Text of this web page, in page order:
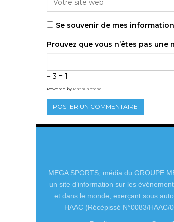
Se souvenir de mes
Prouvez que vous n’êtes pas une
− 3 = 1
Powered by MathCaptcha
MEGA SPORTS, média du GROUPE
un site d’information sur les
et dans le monde, exerçant sous
HAAC (Récépissé N°0083/HAAC/